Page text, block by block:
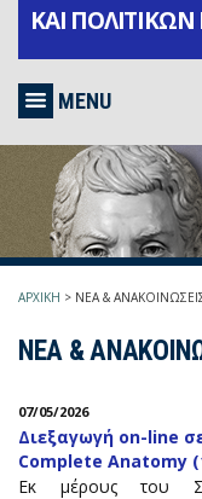
ΚΑΙ
MENU
ΑΡΧΙΚΗ > ΝΕΑ &
ΝΕΑ &
07/05/2026
Διεξαγωγή on-line
Complete Anatomy
Εκ μέρους του